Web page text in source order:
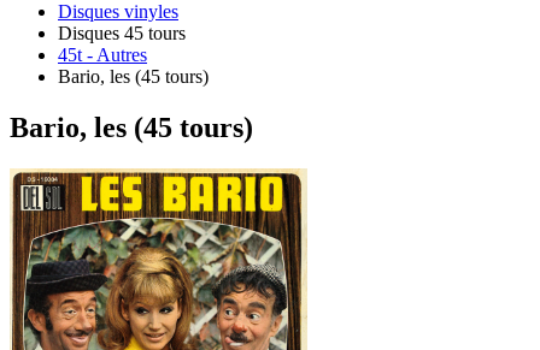
Disques vinyles
Disques 45 tours
45t - Autres
Bario, les (45 tours)
Bario, les (45 tours)